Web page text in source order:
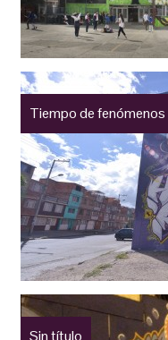
Tiempo de fenómenos
Sin título